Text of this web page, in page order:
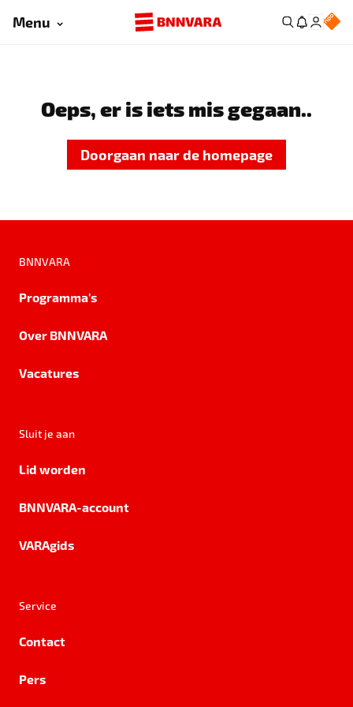
Menu
Oeps, er is iets mis gegaan..
Doorgaan naar de homepage
BNNVARA
Programma's
Over BNNVARA
Vacatures
Sluit je aan
Lid worden
BNNVARA-account
VARAgids
Service
Contact
Pers